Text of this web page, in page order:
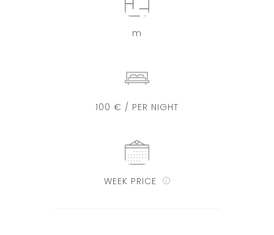
m
100 € / PER NIGHT
WEEK PRICE